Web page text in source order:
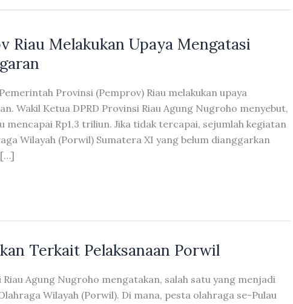
Riau Melakukan Upaya Mengatasi
Provinsi (Pemprov) Riau melakukan upaya
Wakil Ketua DPRD Provinsi Riau Agung Nugroho menyebut,
mencapai Rp1,3 triliun. Jika tidak tercapai, sejumlah kegiatan
Wilayah (Porwil) Sumatera XI yang belum dianggarkan
[…]
Terkait Pelaksanaan Porwil
Riau Agung Nugroho mengatakan, salah satu yang menjadi
Wilayah (Porwil). Di mana, pesta olahraga se-Pulau